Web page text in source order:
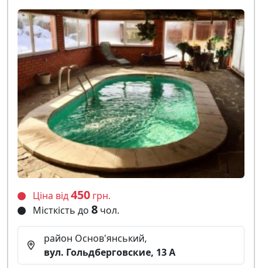
Ціна від450 грн.
Місткість до 8 чол.
район Основ'янський,
вул. Гольдберговские, 13 А